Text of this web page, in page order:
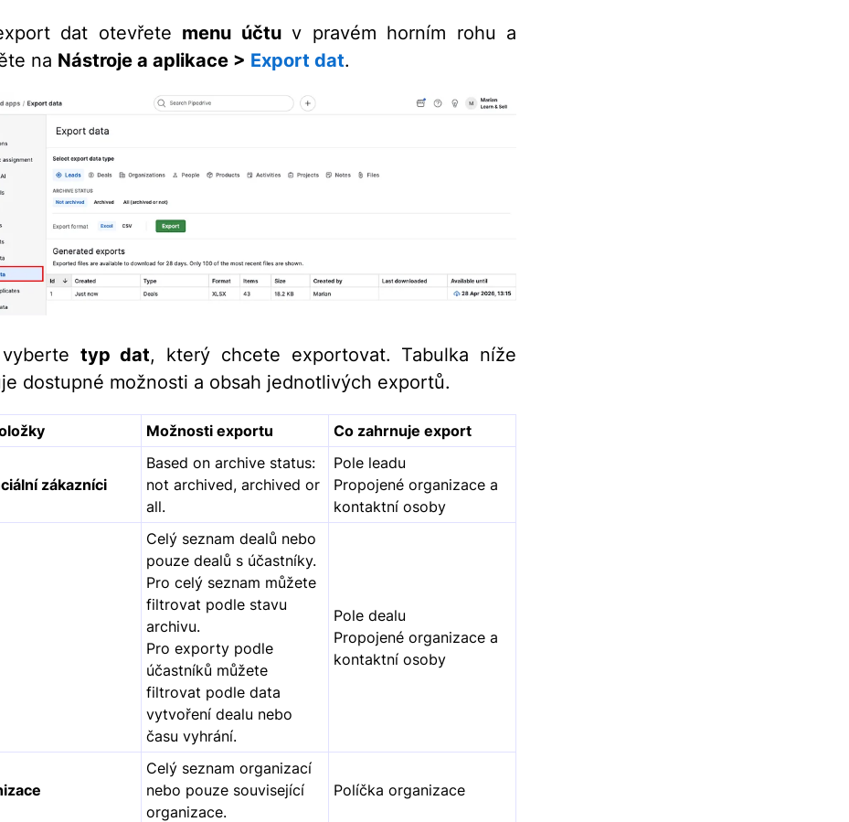
dat otevřete menu účtuv pravém horním rohu a
na Nástroje a aplikace > Export dat.
typ dat, který chcete exportovat. Tabulka níže
dostupné možnosti a obsah jednotlivých exportů.
Možnosti exportu Co zahrnuje export
zákazníci
Based on archive status:
not archived, archived or
all.
Pole leadu
Propojené organizace a
kontaktní osoby
Celý seznam dealů nebo
pouze dealů s účastníky.
Pro celý seznam můžete
filtrovat podle stavu
archivu.
Pro exporty podle
účastníků můžete
filtrovat podle data
vytvoření dealu nebo
času vyhrání.
Pole dealu
Propojené organizace a
kontaktní osoby
Celý seznam organizací
nebo pouze související
organizace.
Políčka organizace